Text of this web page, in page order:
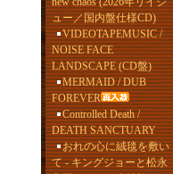
ュー／国内盤仕様CD)
VIDEOTAPEMUSIC /
NOISE FACE
LANDSCAPE (CD盤)
MERMAID / DUB
FOREVER
Controlled Death /
DEATH SANCTUARY
おれの心に絨毯を敷い
て - キングジョーと松永